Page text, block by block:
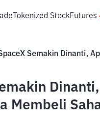
Tokenized StockFutures
Membeli